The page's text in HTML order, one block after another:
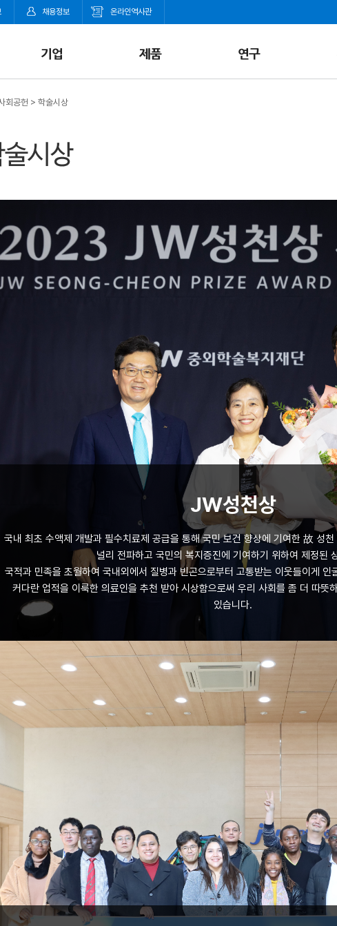
채용정보 온라인역사관
회공헌 > 학술시상
JW성천상
국내 최초 수액제 개발과 필수치료제 공급을 통해 국민 보건 향상에 기여한 故 성
널리 전파하고 국민의 복지증진에 기여하기 위하여 제정된
국적과 민족을 초월하여 국내외에서 질병과 빈곤으로부터 고통받는 이웃들이게 인
커다란 업적을 이룩한 의료인을 추천 받아 시상함으로써 우리 사회를 좀 더 따뜻
있습니다.